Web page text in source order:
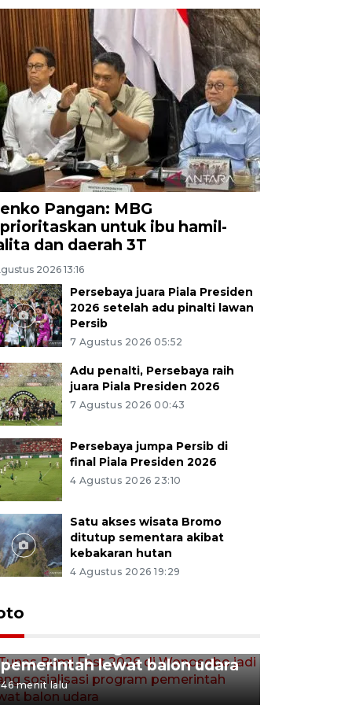
Pangan: MBG
untuk ibu hamil-
dan daerah 3T
2026 13:16
Persebaya juara Piala Presiden
2026 setelah adu pinalti lawan
Persib
7 Agustus 2026 05:52
Adu penalti, Persebaya raih
juara Piala Presiden 2026
7 Agustus 2026 00:43
Persebaya jumpa Persib di
final Piala Presiden 2026
4 Agustus 2026 23:10
Satu akses wisata Bromo
ditutup sementara akibat
kebakaran hutan
4 Agustus 2026 19:29
Tunas Bumi Fest 2026 di
pemerintah lewat balon udara
46 menit lalu